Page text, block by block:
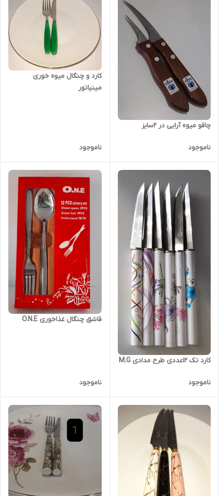
چاقو میوه آرایی در ۲سایز
ناموجود
کارد ‌و چنگال میوه خوری
مینیاتور
ناموجود
کارد تک ۱۲عددی طرح مدادی M.G
ناموجود
قاشق چنگال غذاخوری O.N.E
ناموجود